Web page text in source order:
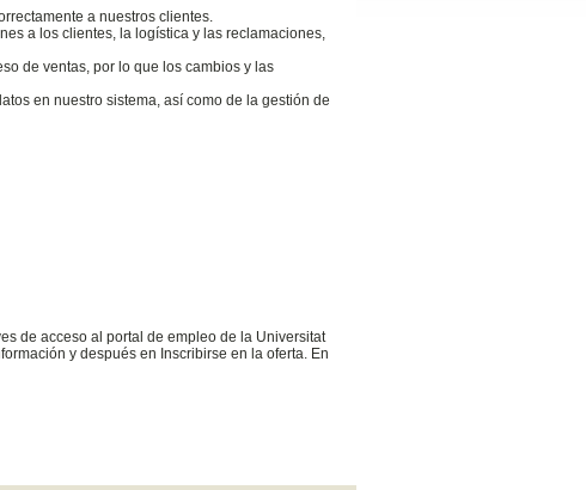
a nuestros clientes.
a los clientes, la logística y las reclamaciones,
de ventas, por lo que los cambios y las
en nuestro sistema, así como de la gestión de
de acceso al portal de empleo de la Universitat
y después en Inscribirse en la oferta. En